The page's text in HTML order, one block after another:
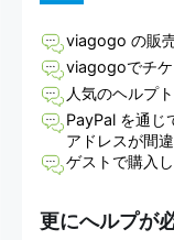
viagogo の販
viagogoでチ
人気のヘルプ
PayPal を通じ
アドレスが間
ゲストで購入
更にへルプが